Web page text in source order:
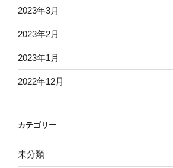
2023年3月
2023年2月
2023年1月
2022年12月
カテゴリー
未分類